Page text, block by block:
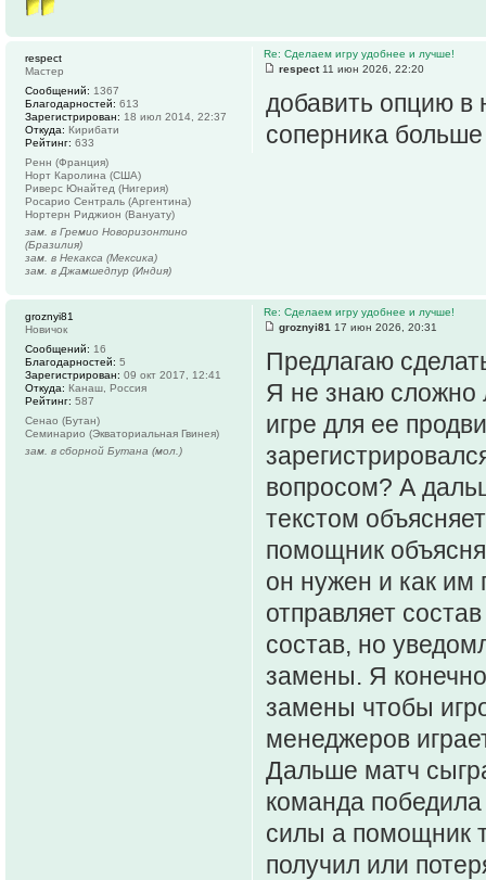
Re: Сделаем игру удобнее и лучше!
respect11 июн 2026, 22:20
добавить опцию в
соперника
respect
Мастер
Сообщений: 1367
Благодарностей: 613
Зарегистрирован: 18 июл 2014, 22:37
Откуда: Кирибати
Рейтинг: 633
Ренн (Франция)
Норт Каролина (США)
Риверс Юнайтед (Нигерия)
Росарио Сентраль (Аргентина)
Нортерн Риджион (Вануату)
зам. в Гремио Новоризонтино
(Бразилия)
зам. в Некакса (Мексика)
зам. в Джамшедпур (Индия)
Re: Сделаем игру удобнее и лучше!
groznyi81 17 июн 2026, 20:31
Предлагаю
Я не знаю сложно
игре для ее
вопросом? А
текстом
помощник
он нужен и как им
отправляет
состав, но
замены. Я
замены чтобы
менеджеров
Дальше матч
команда
силы а помощник
получил или
groznyi81
Новичок
Сообщений: 16
Благодарностей: 5
Зарегистрирован: 09 окт 2017, 12:41
Откуда: Канаш, Россия
Рейтинг: 587
Сенао (Бутан)
Семинарио (Экваториальная Гвинея)
зам. в сборной Бутана (мол.)